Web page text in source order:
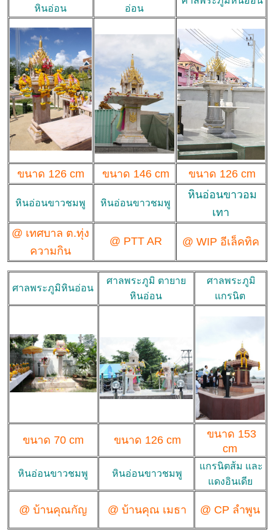
หินอ่อน อ่อน
ขนาด 126 cm ขนาด 146 cm ขนาด 126 cm
หินอ่อนขาวชมพู หินอ่อนขาวชมพู
หินอ่อนขาวอม
เทา
@ เทศบาล ต.ทุ่ง
ความกิน
@ PTT AR @ WIP อีเล็คทิค
ศาลพระภูมิหินอ่อน
ศาลพระภูมิ ตายาย
หินอ่อน
ศาลพระภูมิ
แกรนิต
ขนาด 70 cm ขนาด 126 cm
ขนาด 153
cm
หินอ่อนขาวชมพู หินอ่อนขาวชมพู
แกรนิตส้ม และ
แดงอินเดีย
@ บ้านคุณกัญ @ บ้านคุณ เมธา @ CP ลำพูน